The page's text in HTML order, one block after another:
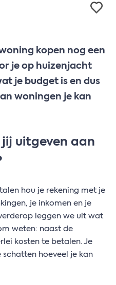
kopen nog een
je op huizenjacht
je budget is en dus
woningen je kan
jij uitgeven aan
hou je rekening met je
je inkomen en je
leggen we uit wat
weten: naast de
kosten te betalen. Je
schatten hoeveel je kan